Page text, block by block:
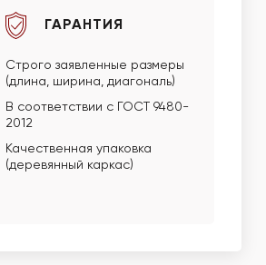
ГАРАНТИЯ
Строго заявленные размеры
(длина, ширина, диагональ)
В соответствии с ГОСТ 9480-
2012
Качественная упаковка
(деревянный каркас)